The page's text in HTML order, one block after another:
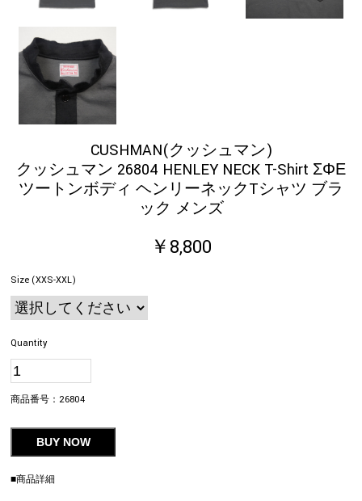
CUSHMAN(クッシュマン)
クッシュマン 26804 HENLEY NECK T-Shirt ΣΦΕ
ツートンボディ ヘンリーネックTシャツ ブラ
ック メンズ
￥8,800
Size (XXS-XXL)
Quantity
商品番号： 26804
BUY NOW
■商品詳細